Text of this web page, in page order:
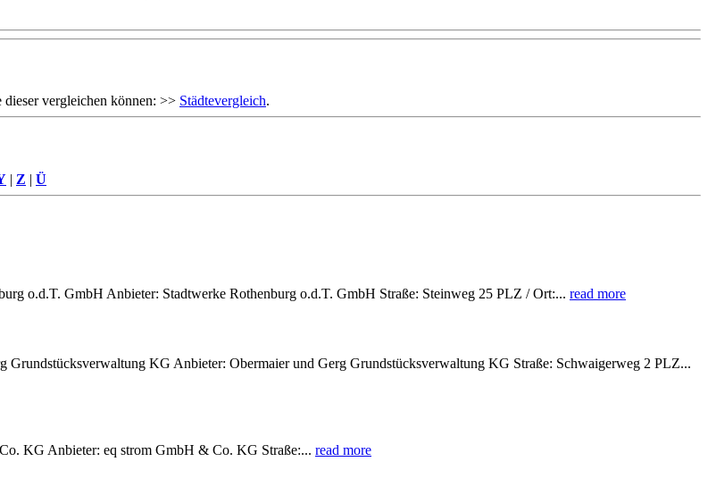
dieser vergleichen können: >> Städtevergleich.
| Z | Ü
o.d.T. GmbH Anbieter: Stadtwerke Rothenburg o.d.T. GmbH Straße: Steinweg 25 PLZ / Ort:... read more
Grundstücksverwaltung KG Anbieter: Obermaier und Gerg Grundstücksverwaltung KG Straße: Schwaigerweg 2 PLZ...
KG Anbieter: eq strom GmbH & Co. KG Straße:... read more